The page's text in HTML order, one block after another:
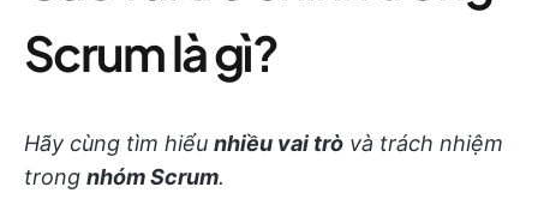
Scrum là gì?
Hãy cùng tìm hiểu nhiều vai trò và trách nhiệm
trong nhóm Scrum.